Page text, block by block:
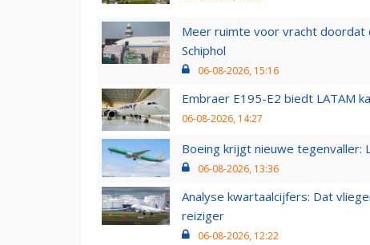
Meer ruimte voor vracht doordat
Schiphol
06-08-2026, 15:16
Embraer E195-E2 biedt LATAM
06-08-2026, 14:27
Boeing krijgt nieuwe
06-08-2026, 13:36
Analyse kwartaalcijfers: Dat
reiziger
06-08-2026, 12:22